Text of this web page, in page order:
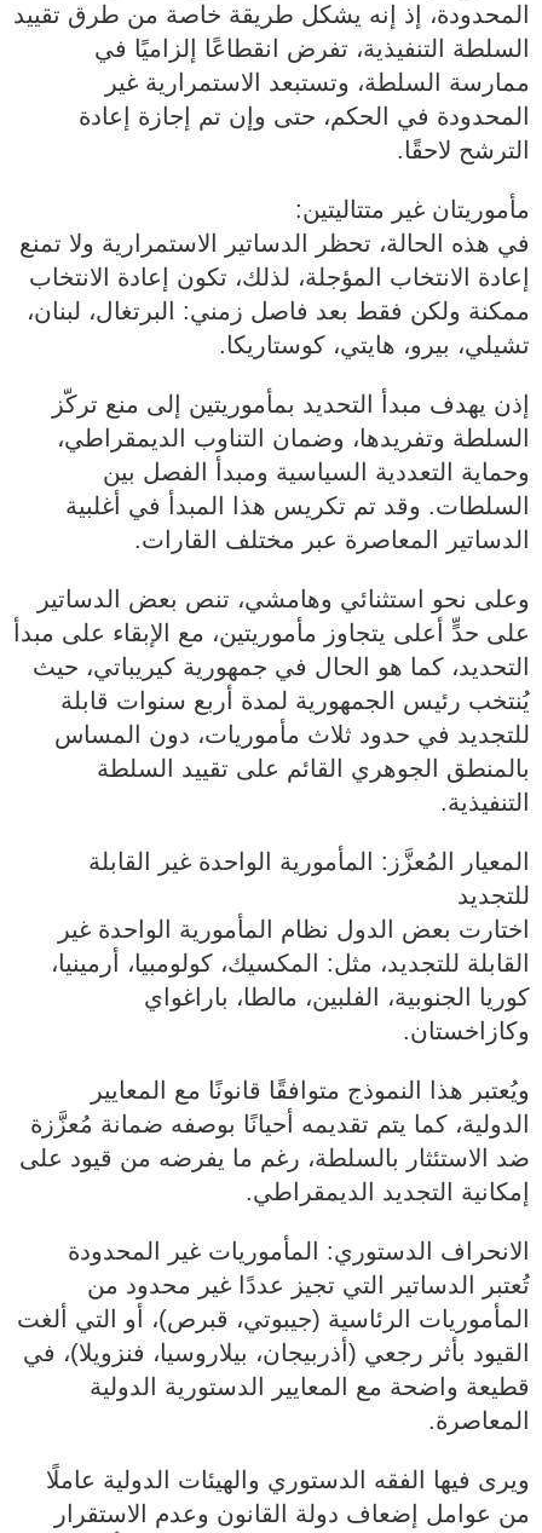
المحدودة، إذ إنه يشكل طريقة خاصة من طرق تقييد
السلطة التنفيذية، تفرض انقطاعًا إلزاميًا في
ممارسة السلطة، وتستبعد الاستمرارية غير
المحدودة في الحكم، حتى وإن تم إجازة إعادة
الترشح لاحقًا.
مأموريتان غير متتاليتين:
في هذه الحالة، تحظر الدساتير الاستمرارية ولا تمنع
إعادة الانتخاب المؤجلة، لذلك، تكون إعادة الانتخاب
ممكنة ولكن فقط بعد فاصل زمني: البرتغال، لبنان،
تشيلي، بيرو، هايتي، كوستاريكا.
إذن يهدف مبدأ التحديد بمأموريتين إلى منع تركّز
السلطة وتفريدها، وضمان التناوب الديمقراطي،
وحماية التعددية السياسية ومبدأ الفصل بين
السلطات. وقد تم تكريس هذا المبدأ في أغلبية
الدساتير المعاصرة عبر مختلف القارات.
وعلى نحو استثنائي وهامشي، تنص بعض الدساتير
على حدٍّ أعلى يتجاوز مأموريتين، مع الإبقاء على مبدأ
التحديد، كما هو الحال في جمهورية كيريباتي، حيث
يُنتخب رئيس الجمهورية لمدة أربع سنوات قابلة
للتجديد في حدود ثلاث مأموريات، دون المساس
بالمنطق الجوهري القائم على تقييد السلطة
التنفيذية.
المعيار المُعزَّز: المأمورية الواحدة غير القابلة
للتجديد
اختارت بعض الدول نظام المأمورية الواحدة غير
القابلة للتجديد، مثل: المكسيك، كولومبيا، أرمينيا،
كوريا الجنوبية، الفلبين، مالطا، باراغواي
وكازاخستان.
ويُعتبر هذا النموذج متوافقًا قانونًا مع المعايير
الدولية، كما يتم تقديمه أحيانًا بوصفه ضمانة مُعزَّزة
ضد الاستئثار بالسلطة، رغم ما يفرضه من قيود على
إمكانية التجديد الديمقراطي.
الانحراف الدستوري: المأموريات غير المحدودة
تُعتبر الدساتير التي تجيز عددًا غير محدود من
المأموريات الرئاسية (جيبوتي، قبرص)، أو التي ألغت
القيود بأثر رجعي (أذربيجان، بيلاروسيا، فنزويلا)، في
قطيعة واضحة مع المعايير الدستورية الدولية
المعاصرة.
ويرى فيها الفقه الدستوري والهيئات الدولية عاملًا
من عوامل إضعاف دولة القانون وعدم الاستقرار